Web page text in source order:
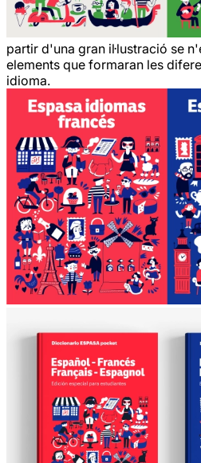
partir d'una gran il·lustració se
elements que formaran les
idioma.